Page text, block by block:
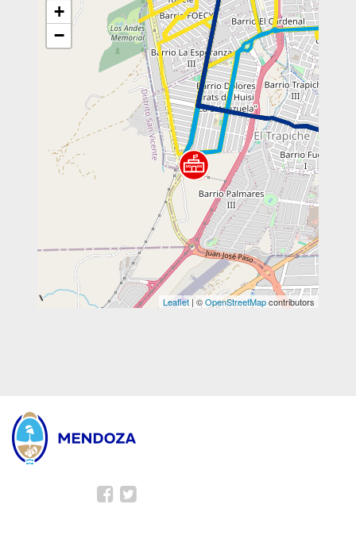
+
−
Leaflet | ©OpenStreetMapcontributors